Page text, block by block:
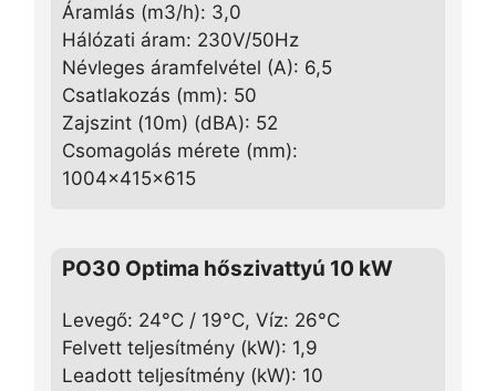
Áramlás (m3/h): 3,0
Hálózati áram: 230V/50Hz
Névleges áramfelvétel (A): 6,5
Csatlakozás (mm): 50
Zajszint (10m) (dBA): 52
Csomagolás mérete (mm):
1004x415x615
PO30 Optima hőszivattyú 10 kW
Levegő: 24°C / 19°C, Víz: 26°C
Felvett teljesítmény (kW): 1,9
Leadott teljesítmény (kW): 10